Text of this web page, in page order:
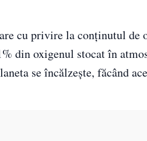
cu privire la conținutul de
din oxigenul stocat în
se încălzește, făcând